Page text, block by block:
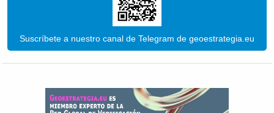
Suscríbete a nuestro canal de Telegram de geoestrategia.eu